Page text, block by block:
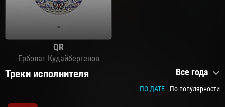
QR
Ерболат Құдайбергенов
Треки исполнителя Все года
ПО ДАТЕ По популярности